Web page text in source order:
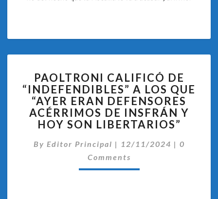
CALIFICÓ
DE
“INDEFENDIBLES”
A
LOS
QUE
“AYER
ERAN
PAOLTRONI CALIFICÓ DE
“INDEFENDIBLES” A LOS QUE
“AYER ERAN DEFENSORES
ACÉRRIMOS DE INSFRÁN Y
HOY SON LIBERTARIOS”
By Editor Principal | 12/11/2024 | 0
Comments